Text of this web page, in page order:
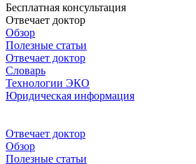
Бесплатная консультация
Отвечает доктор
Обзор
Полезные статьи
Отвечает доктор
Словарь
Технологии ЭКО
Юридическая информация
Отвечает доктор
Обзор
Полезные статьи